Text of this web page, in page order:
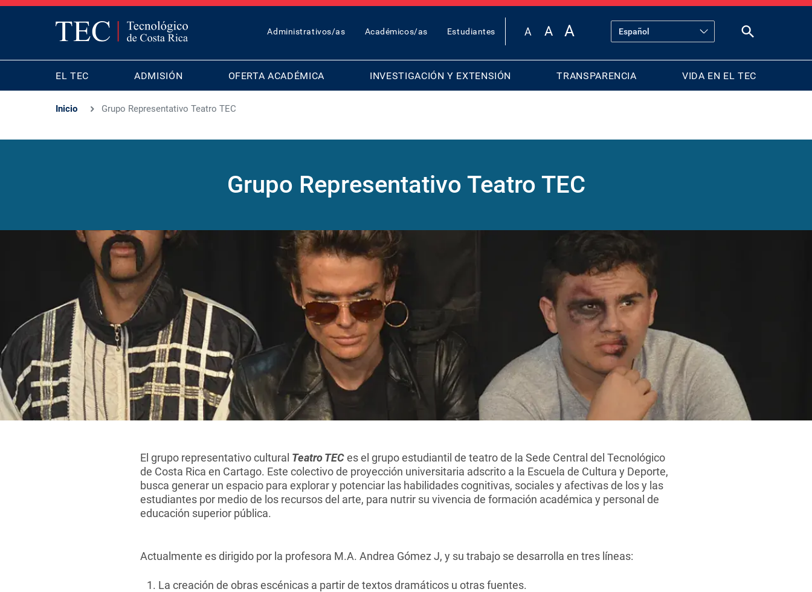
TOP
MENU
Administrativos/as Académicos/as Estudiantes
MAIN
NAVIGATION
EL TEC ADMISIÓN OFERTA ACADÉMICA INVESTIGACIÓN Y EXTENSIÓN TRANSPARENCIA VIDA EN EL TEC
Inicio Grupo Representativo Teatro TEC
Grupo Representativo Teatro TEC
El grupo representativo cultural Teatro TECes el grupo estudiantil de teatro de la Sede Central del Tecnológico
de Costa Rica en Cartago. Este colectivo de proyección universitaria adscrito a la Escuela de Cultura y Deporte,
busca generar un espacio para explorar y potenciar las habilidades cognitivas, sociales y afectivas de los y las
estudiantes por medio de los recursos del arte, para nutrir su vivencia de formación académica y personal de
educación superior pública.
Actualmente es dirigido por la profesora M.A. Andrea Gómez J, y su trabajo se desarrolla en tres líneas:
La creación de obras escénicas a partir de textos dramáticos u otras fuentes.